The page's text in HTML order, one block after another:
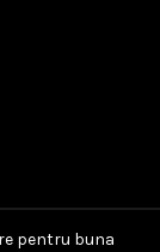
pentru buna